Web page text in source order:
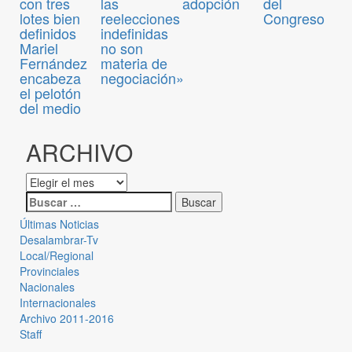
lotes bien
definidos
Mariel
Fernández
encabeza
el pelotón
del medio
reelecciones
indefinidas
no son
materia de
negociación»
Congreso
ARCHIVO
Últimas Noticias
Desalambrar-Tv
Local/Regional
Provinciales
Nacionales
Internacionales
Archivo 2011-2016
Staff